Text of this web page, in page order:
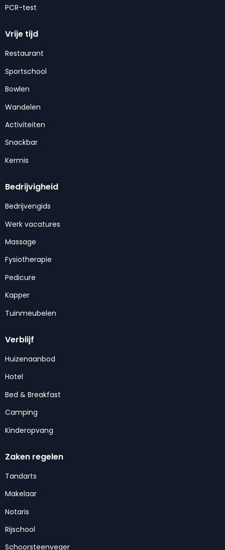
PCR-test
Vrije tijd
Restaurant
Sportschool
Bowlen
Wandelen
Activiteiten
Snackbar
Kermis
Bedrijvigheid
Bedrijvengids
Werk vacatures
Massage
Fysiotherapie
Pedicure
Kapper
Tuinmeubelen
Verblijf
Huizenaanbod
Hotel
Bed & Breakfast
Camping
Kinderopvang
Zaken regelen
Tandarts
Makelaar
Notaris
Rijschool
Schoorsteenveger